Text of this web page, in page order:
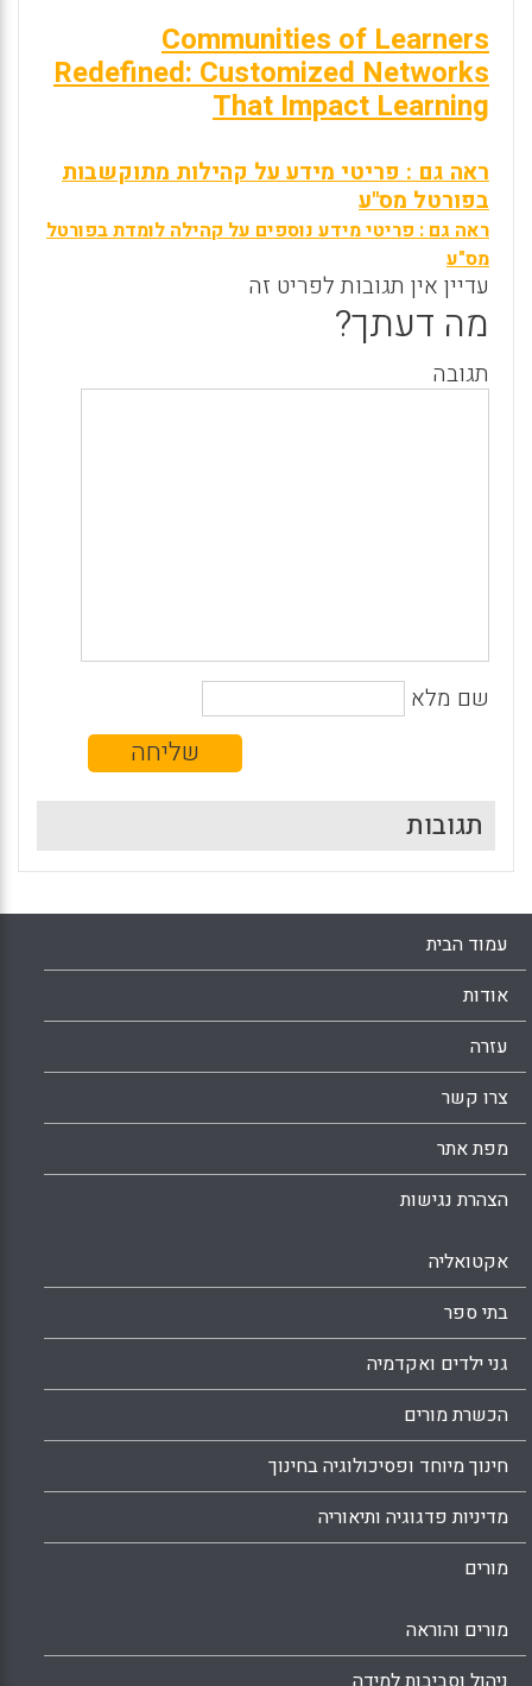
Communities of Learners
Redefined: Customized Networks
That Impact Learning
ראה גם : פריטי מידע על קהילות מתוקשבות
בפורטל מס"ע
ראה גם : פריטי מידע נוספים על קהילה לומדת בפורטל
מס"ע
עדיין אין תגובות לפריט זה
מה דעתך?
תגובה
שם מלא
תגובות
עמוד הבית
אודות
עזרה
צרו קשר
מפת אתר
הצהרת נגישות
אקטואליה
בתי ספר
גני ילדים ואקדמיה
הכשרת מורים
חינוך מיוחד ופסיכולוגיה בחינוך
מדיניות פדגוגיה ותיאוריה
מורים
מורים והוראה